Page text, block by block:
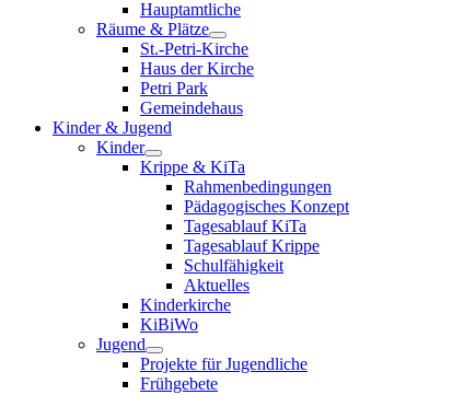
Hauptamtliche
Räume & Plätze
St.-Petri-Kirche
Haus der Kirche
Petri Park
Gemeindehaus
Kinder & Jugend
Kinder
Krippe & KiTa
Rahmenbedingungen
Pädagogisches Konzept
Tagesablauf KiTa
Tagesablauf Krippe
Schulfähigkeit
Aktuelles
Kinderkirche
KiBiWo
Jugend
Projekte für Jugendliche
Frühgebete